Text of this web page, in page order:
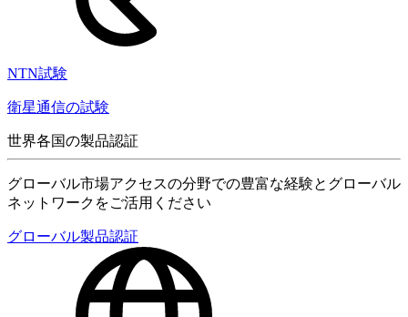
NTN試験
衛星通信の試験
世界各国の製品認証
グローバル市場アクセスの分野での豊富な経験とグローバル
ネットワークをご活用ください
グローバル製品認証